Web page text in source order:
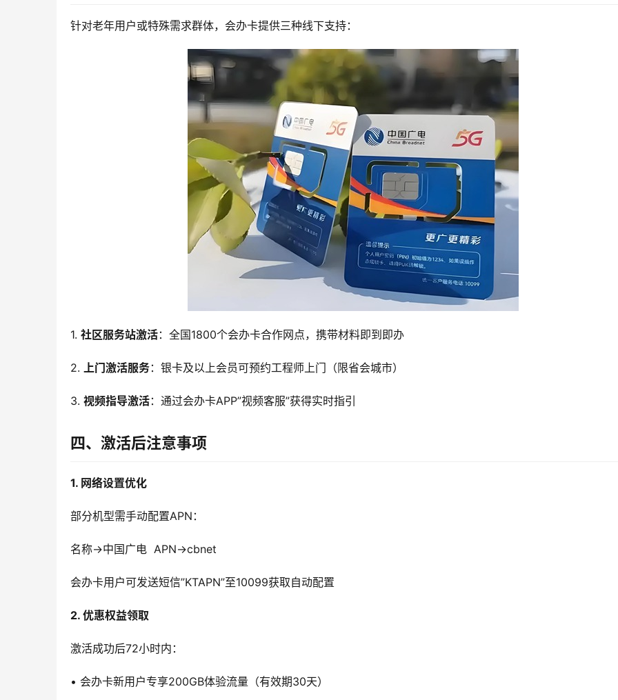
针对老年用户或特殊需求群体，会办卡提供三种线下支持：
1. 社区服务站激活：全国1800个会办卡合作网点，携带材料即到即办
2. 上门激活服务：银卡及以上会员可预约工程师上门（限省会城市）
3. 视频指导激活：通过会办卡APP”视频客服”获得实时指引
四、激活后注意事项
1. 网络设置优化
部分机型需手动配置APN：
名称→中国广电  APN→cbnet
会办卡用户可发送短信”KTAPN”至10099获取自动配置
2. 优惠权益领取
激活成功后72小时内：
• 会办卡新用户专享200GB体验流量（有效期30天）